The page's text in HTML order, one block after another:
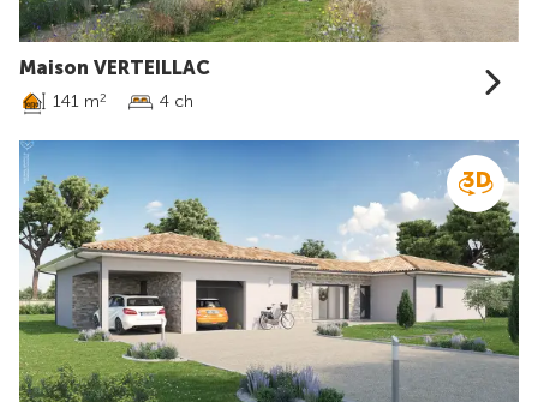
Maison VERTEILLAC
141 m2 4 ch